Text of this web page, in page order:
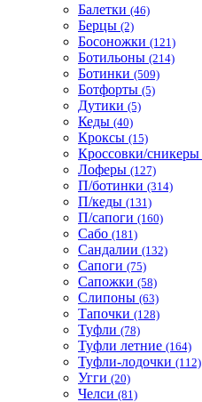
Балетки (46)
Берцы (2)
Босоножки (121)
Ботильоны (214)
Ботинки (509)
Ботфорты (5)
Дутики (5)
Кеды (40)
Кроксы (15)
Кроссовки/сникеры
Лоферы (127)
П/ботинки (314)
П/кеды (131)
П/сапоги (160)
Сабо (181)
Сандалии (132)
Сапоги (75)
Сапожки (58)
Слипоны (63)
Тапочки (128)
Туфли (78)
Туфли летние (164)
Туфли-лодочки (112)
Угги (20)
Челси (81)